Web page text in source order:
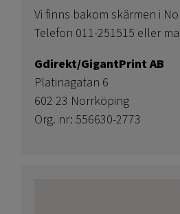
Vi finns bakom skärmen i
Telefon 011-251515 eller
Gdirekt/GigantPrint AB
Platinagatan 6
602 23 Norrköping
Org. nr: 556630-2773